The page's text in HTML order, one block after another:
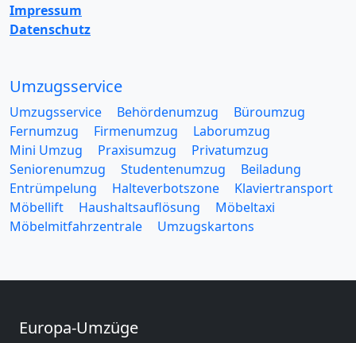
Impressum
Datenschutz
Umzugsservice
Umzugsservice Behördenumzug
Büroumzug
Fernumzug
Firmenumzug
Laborumzug
Mini Umzug
Praxisumzug
Privatumzug
Seniorenumzug
Studentenumzug
Beiladung
Entrümpelung
Halteverbotszone
Klaviertransport
Möbellift
Haushaltsauflösung
Möbeltaxi
Möbelmitfahrzentrale
Umzugskartons
Europa-Umzüge